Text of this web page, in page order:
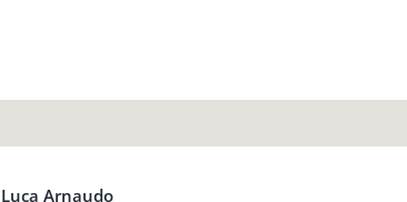
Luca Arnaudo